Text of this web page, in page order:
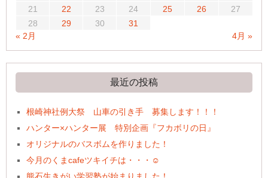
21
22 23 24 25 26
27
28
29 30
31
« 2月
4月 »
最近の投稿
根崎神社例大祭 山車の引き手 募集します！！！
ハンター×ハンター展 特別企画『フカボリの日』
オリジナルのバスボムを作りました！
今月のくまcafeツキイチは・・・☺